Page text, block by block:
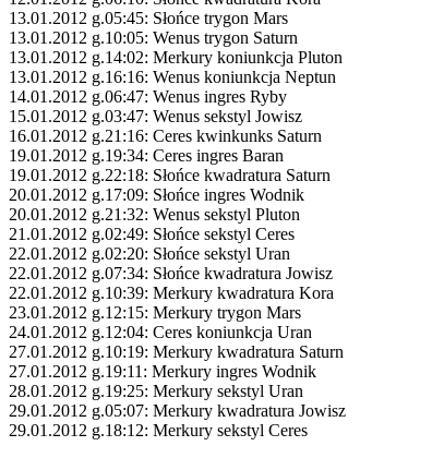
13.01.2012 g.05:45: Słońce trygon Mars
13.01.2012 g.10:05: Wenus trygon Saturn
13.01.2012 g.14:02: Merkury koniunkcja Pluton
13.01.2012 g.16:16: Wenus koniunkcja Neptun
14.01.2012 g.06:47: Wenus ingres Ryby
15.01.2012 g.03:47: Wenus sekstyl Jowisz
16.01.2012 g.21:16: Ceres kwinkunks Saturn
19.01.2012 g.19:34: Ceres ingres Baran
19.01.2012 g.22:18: Słońce kwadratura Saturn
20.01.2012 g.17:09: Słońce ingres Wodnik
20.01.2012 g.21:32: Wenus sekstyl Pluton
21.01.2012 g.02:49: Słońce sekstyl Ceres
22.01.2012 g.02:20: Słońce sekstyl Uran
22.01.2012 g.07:34: Słońce kwadratura Jowisz
22.01.2012 g.10:39: Merkury kwadratura Kora
23.01.2012 g.12:15: Merkury trygon Mars
24.01.2012 g.12:04: Ceres koniunkcja Uran
27.01.2012 g.10:19: Merkury kwadratura Saturn
27.01.2012 g.19:11: Merkury ingres Wodnik
28.01.2012 g.19:25: Merkury sekstyl Uran
29.01.2012 g.05:07: Merkury kwadratura Jowisz
29.01.2012 g.18:12: Merkury sekstyl Ceres